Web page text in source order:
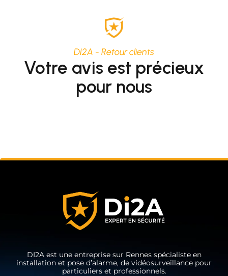
DI2A - Retour clients
Votre avis est précieux
pour nous
DI2A est une entreprise sur Rennes spécialiste en
installation et pose d’alarme, de vidéosurveillance pour
particuliers et professionnels.